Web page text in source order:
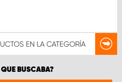
EN LA CATEGORÍA
BUSCABA?